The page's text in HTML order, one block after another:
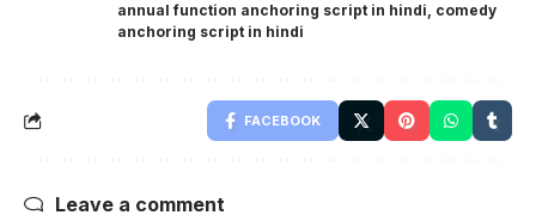
annual function anchoring script in hindi, comedy
anchoring script in hindi
FACEBOOK
Leave a comment